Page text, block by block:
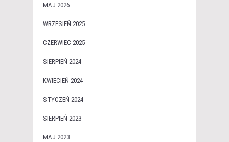
MAJ 2026
WRZESIEŃ 2025
CZERWIEC 2025
SIERPIEŃ 2024
KWIECIEŃ 2024
STYCZEŃ 2024
SIERPIEŃ 2023
MAJ 2023